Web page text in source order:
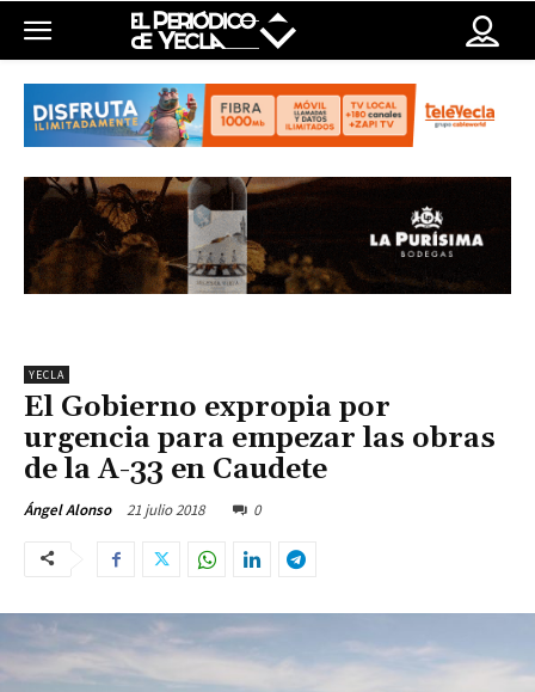
YECLA
El Gobierno expropia por
urgencia para empezar las obras
de la A-33 en Caudete
Ángel Alonso 21 julio 2018 0